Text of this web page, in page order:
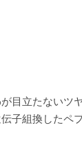
目立たないツ
子組換したペ